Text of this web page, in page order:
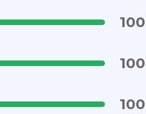
100
100
100